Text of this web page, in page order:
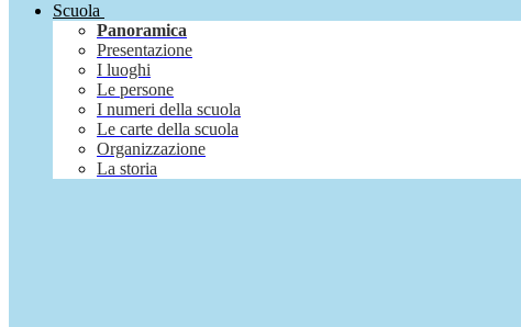
Scuola
Panoramica
Presentazione
I luoghi
Le persone
I numeri della scuola
Le carte della scuola
Organizzazione
La storia